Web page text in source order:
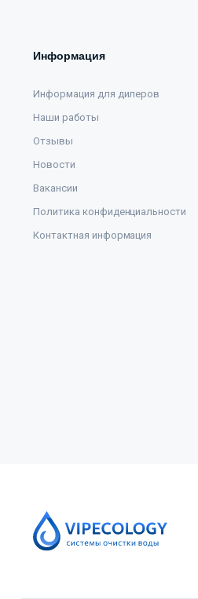
Информация
Информация для дилеров
Наши работы
Отзывы
Новости
Вакансии
Политика конфиденциальности
Контактная информация